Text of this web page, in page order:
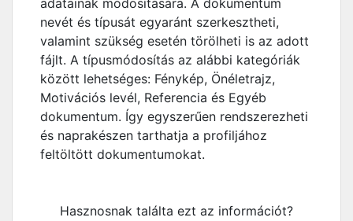
adatainak módosítására. A dokumentum
nevét és típusát egyaránt szerkesztheti,
valamint szükség esetén törölheti is az adott
fájlt. A típusmódosítás az alábbi kategóriák
között lehetséges: Fénykép, Önéletrajz,
Motivációs levél, Referencia és Egyéb
dokumentum. Így egyszerűen rendszerezheti
és naprakészen tarthatja a profiljához
feltöltött dokumentumokat.
Hasznosnak találta ezt az információt?